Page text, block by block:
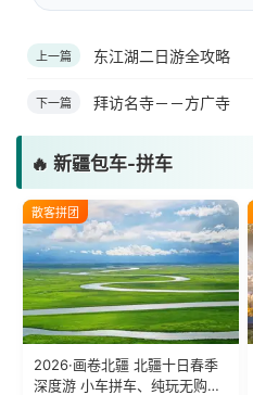
上一篇 东江湖二日游全攻略
下一篇 拜访名寺－－方广寺
🔥 新疆包车-拼车
散客拼团
2026·画卷北疆 北疆十日春季
深度游 小车拼车、纯玩无购